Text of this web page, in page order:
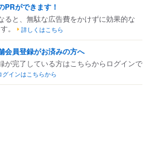
PRができます！
ると、無駄な広告費をかけずに効果的な
。
詳しくはこちら
会員登録がお済みの方へ
が完了している方はこちらからログインで
グインはこちらから